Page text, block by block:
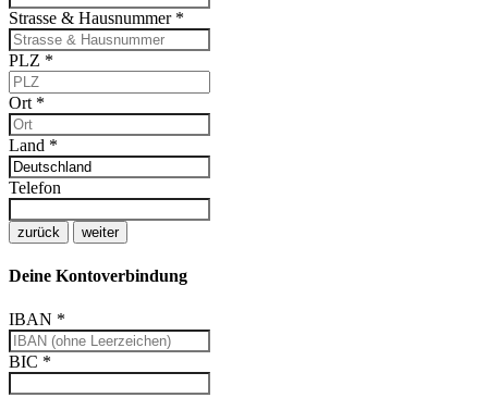
Strasse & Hausnummer *
PLZ *
Ort *
Land *
Telefon
zurück weiter
Deine Kontoverbindung
IBAN *
BIC *